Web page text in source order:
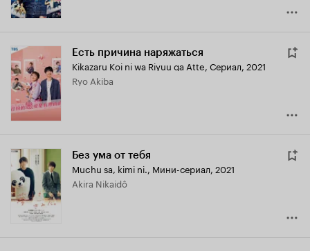
Есть причина наряжаться
Kikazaru Koi ni wa Riyuu ga Atte, Сериал, 2021
Ryo Akiba
Без ума от тебя
Muchu sa, kimi ni., Мини-сериал, 2021
Akira Nikaidô